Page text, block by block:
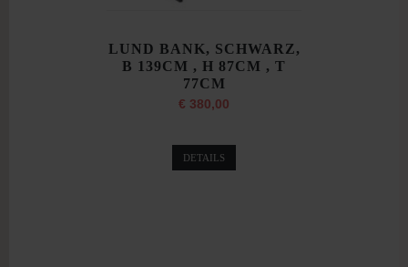
LUND BANK, SCHWARZ,
B 139CM , H 87CM , T
77CM
€ 380,00
DETAILS